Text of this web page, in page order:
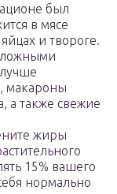
был
в мясе
и твороге.
макароны
а также свежие
жиры
15% вашего
нормально